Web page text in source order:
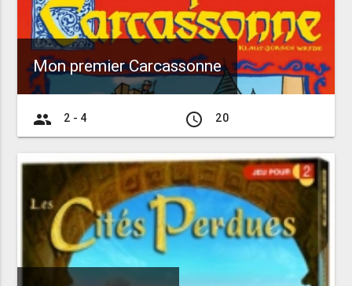
Mon premier Carcassonne
group 2 - 4 access_time 20